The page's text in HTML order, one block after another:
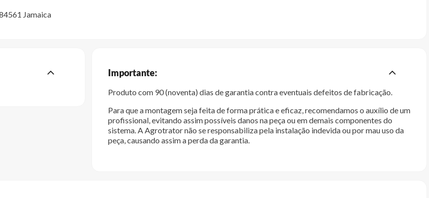
Jamaica
Importante:
Produto com 90 (noventa) dias de garantia contra eventuais defeitos de fabricação.
Para que a montagem seja feita de forma prática e eficaz, recomendamos o auxílio de um
profissional, evitando assim possíveis danos na peça ou em demais componentes do
sistema. A Agrotrator não se responsabiliza pela instalação indevida ou por mau uso da
peça, causando assim a perda da garantia.